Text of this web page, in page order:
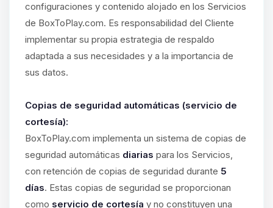
configuraciones y contenido alojado en los Servicios
de BoxToPlay.com. Es responsabilidad del Cliente
implementar su propia estrategia de respaldo
adaptada a sus necesidades y a la importancia de
sus datos.
Copias de seguridad automáticas (servicio de
cortesía):
BoxToPlay.com implementa un sistema de copias de
seguridad automáticas diarias para los Servicios,
con retención de copias de seguridad durante 5
días. Estas copias de seguridad se proporcionan
como servicio de cortesía y no constituyen una